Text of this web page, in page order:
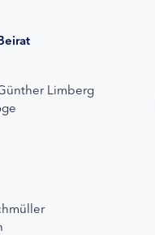
Limberg